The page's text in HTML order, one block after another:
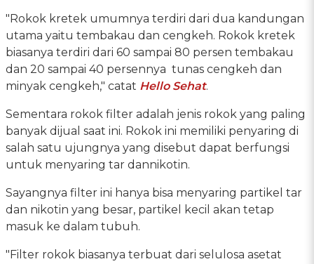
"Rokok kretek umumnya terdiri dari dua kandungan
utama yaitu tembakau dan cengkeh. Rokok kretek
biasanya terdiri dari 60 sampai 80 persen tembakau
dan 20 sampai 40 persennya tunas cengkeh dan
minyak cengkeh," catat Hello Sehat.
Sementara rokok filter adalah jenis rokok yang paling
banyak dijual saat ini. Rokok ini memiliki penyaring di
salah satu ujungnya yang disebut dapat berfungsi
untuk menyaring tar dannikotin.
Sayangnya filter ini hanya bisa menyaring partikel tar
dan nikotin yang besar, partikel kecil akan tetap
masuk ke dalam tubuh.
"Filter rokok biasanya terbuat dari selulosa asetat